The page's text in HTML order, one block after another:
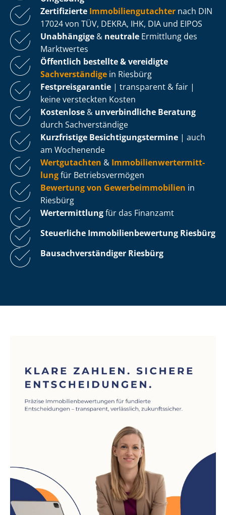
Zertifizierte Im­mo­bi­li­en­gut­ach­ter nach DIN
17024 von TÜV, DEKRA, IHK, DIA und EIPOS
Unabhängige & neutrale Ermittlung des
Marktwertes
Öffentlich bestellte & vereidigte
Sachverständige in Riesbürg
Fest­preis­ga­ran­tie | transparent & fair |
keine versteckten Kosten
Kostenlose & unverbindliche Beratung
durch Sachverständige
Kurzfristige Be­sich­ti­gungs­ter­mi­ne | auch
am Wochenende
Wertgutachten & Im­mo­bi­li­en­wert­ermitt­
lungfür Be­triebs­ver­mö­gen
Bewertung von Ge­wer­be­im­mo­bi­li­en in
Riesbürg
Wertermittlungfür das Finanzamt
Steuerliche Im­mo­bi­li­en­be­wer­tung Riesbürg
Bau­sach­ver­stän­di­ger Riesbürg